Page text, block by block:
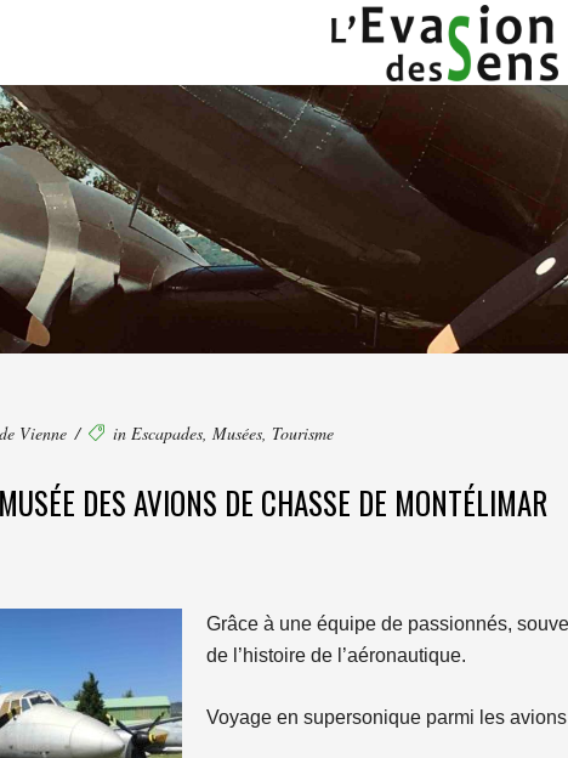
Vienne in Escapades, Musées, Tourisme
DES AVIONS DE CHASSE DE MONTÉLIMAR
Grâce à une équipe de passionnés,
de l’histoire de l’aéronautique.
Voyage en supersonique parmi les